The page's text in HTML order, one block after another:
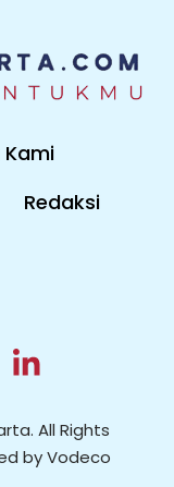
Redaksi
All Rights
by Vodeco